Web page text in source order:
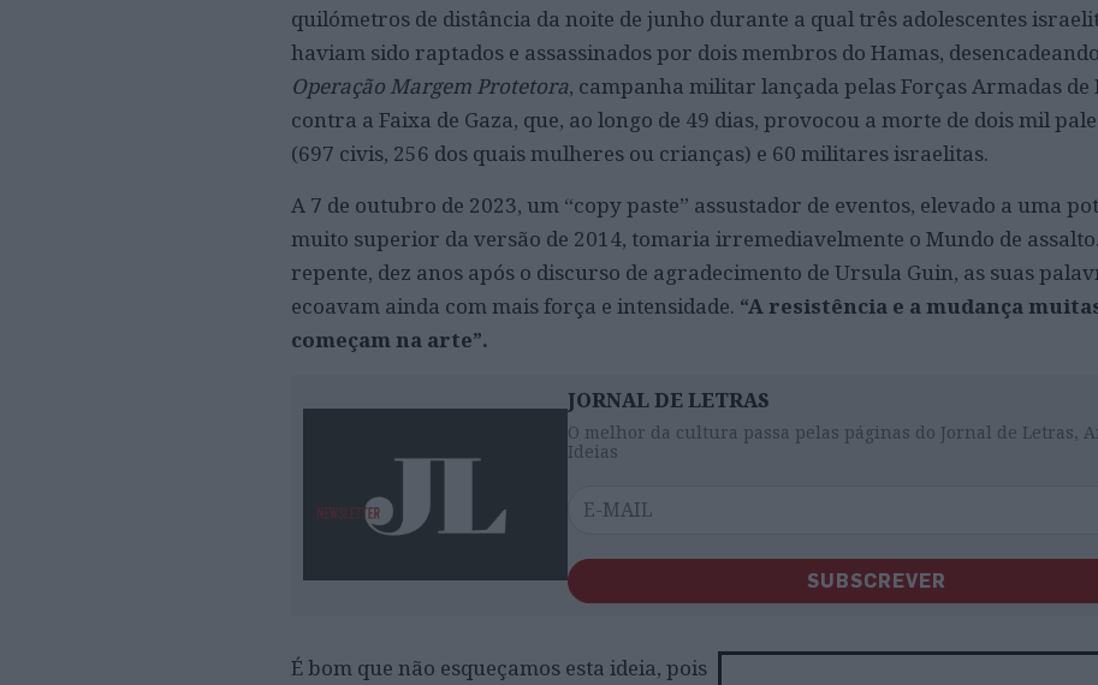
quilómetros de distância da noite de junho durante a qual três adolescentes
haviam sido raptados e assassinados por dois membros do Hamas,
Operação Margem Protetora, campanha militar lançada pelas Forças Armadas de
contra a Faixa de Gaza, que, ao longo de 49 dias, provocou a morte de dois mil
(697 civis, 256 dos quais mulheres ou crianças) e 60 militares israelitas.
A 7 de outubro de 2023, um “copy paste” assustador de eventos, elevado a uma
muito superior da versão de 2014, tomaria irremediavelmente o Mundo de assalto.
repente, dez anos após o discurso de agradecimento de Ursula Guin, as suas
ecoavam ainda com mais força e intensidade. “A resistência e a mudança
começam na arte”.
JORNAL DE LETRAS
O melhor da cultura passa pelas páginas do Jornal de Letras,
Ideias
SUBSCREVER
É bom que não esqueçamos esta ideia, pois